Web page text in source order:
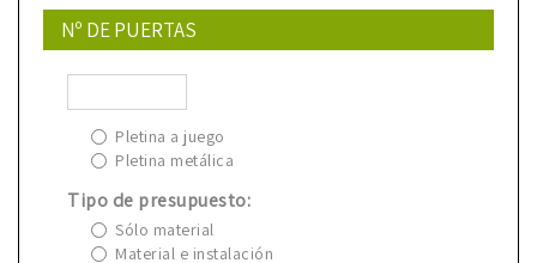
Nº DE PUERTAS
Pletina a juego
Pletina metálica
Tipo de presupuesto:
Sólo material
Material e instalación